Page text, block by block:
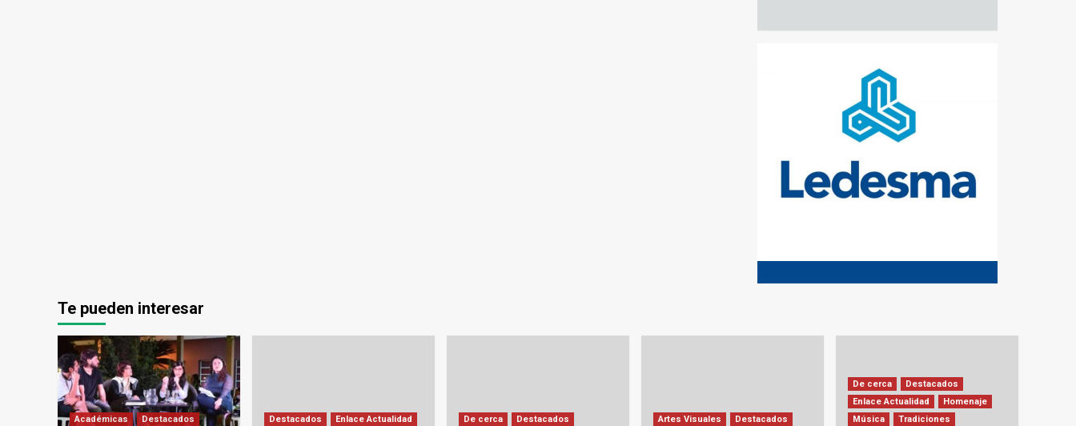
Te pueden interesar
Académicas Destacados Destacados Enlace Actualidad De cerca Destacados Artes Visuales Destacados
De cerca
Destacados
Enlace Actualidad
Homenaje
Música
Tradiciones